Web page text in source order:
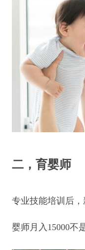
二，育婴师
专业技能培训后，
婴师月入15000不